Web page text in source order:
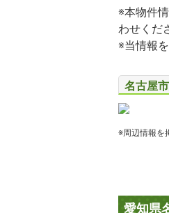
※本物件情
わせくだ
※当情報
名古屋
※周辺情報を
愛知県